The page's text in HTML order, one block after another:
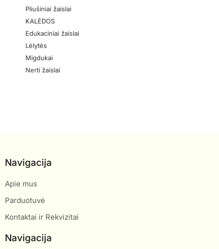
Pliušiniai žaislai
KALĖDOS
Edukaciniai žaislai
Lėlytės
Migdukai
Nerti žaislai
Navigacija
Apie mus
Parduotuvė
Kontaktai ir Rekvizitai
Navigacija